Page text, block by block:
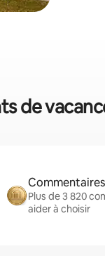
de
Plus de 3 820
aider à choisir